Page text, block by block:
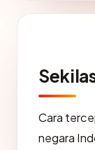
Cara
negara